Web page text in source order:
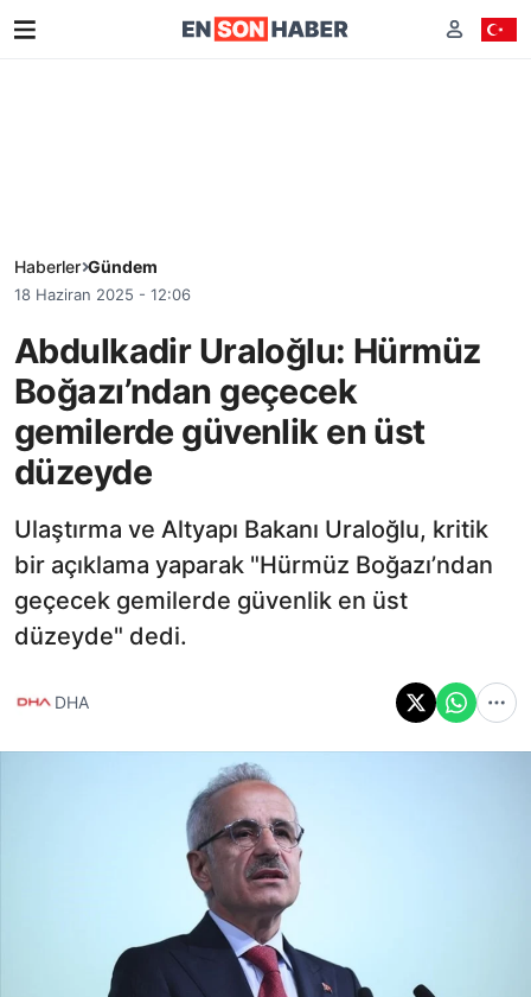
Haberler Gündem
18 Haziran 2025 - 12:06
Abdulkadir Uraloğlu: Hürmüz
Boğazı’ndan geçecek
gemilerde güvenlik en üst
düzeyde
Ulaştırma ve Altyapı Bakanı Uraloğlu, kritik
bir açıklama yaparak "Hürmüz Boğazı’ndan
geçecek gemilerde güvenlik en üst
düzeyde" dedi.
DHA